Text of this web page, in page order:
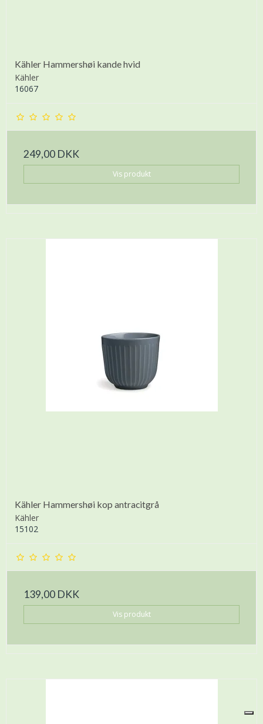
Kähler Hammershøi kande hvid
Kähler
16067
249,00 DKK
Vis produkt
Kähler Hammershøi kop antracitgrå
Kähler
15102
139,00 DKK
Vis produkt